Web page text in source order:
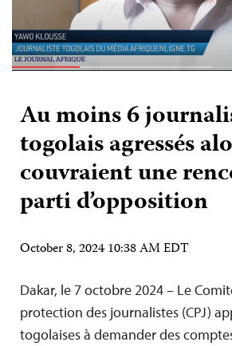
Au moins 6
togolais agressés
couvraient une
parti d’opposition
October 8, 2024 10:38 AM EDT
Dakar, le 7 octobre 2024 – Le
protection des journalistes (CPJ)
togolaises à demander des